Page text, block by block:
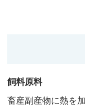
飼料原料
畜産副産物に熱を